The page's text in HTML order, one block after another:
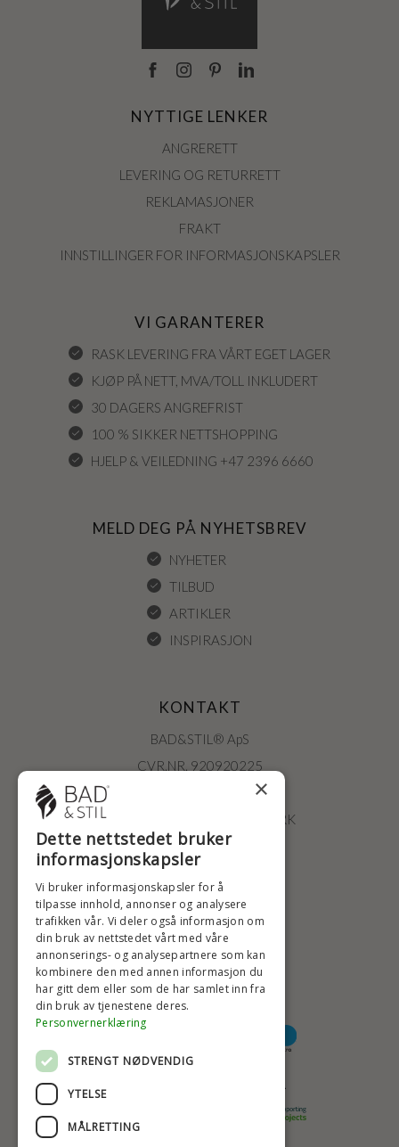
NYTTIGE LENKER
ANGRERETT
LEVERING OG RETURRETT
REKLAMASJONER
FRAKT
INNSTILLINGER FOR INFORMASJONSKAPSLER
VI GARANTERER
RASK LEVERING FRA VÅRT EGET LAGER
KJØP PÅ NETT, MVA/TOLL INKLUDERT
30 DAGERS ANGREFRIST
100 % SIKKER NETTSHOPPING
HJELP & VEILEDNING +47 2396 6660
MELD DEG PÅ NYHETSBREV
NYHETER
TILBUD
ARTIKLER
INSPIRASJON
KONTAKT
BAD&STIL® ApS
CVR.NR. 920920225
ØSTERBROGADE 202
2100 KØBENHAVN • DANMARK
+47 2396 6660
BADSTIL@BADSTIL.NO
HØYESTE KREDITTVURD
BETALINGSALTERNATIVER
TRYGG OG SIKKER NETTHANDEL
×
Dette nettstedet bruker
informasjonskapsler
Vi bruker informasjonskapsler for å
tilpasse innhold, annonser og analysere
trafikken vår. Vi deler også informasjon om
din bruk av nettstedet vårt med våre
annonserings- og analysepartnere som kan
kombinere den med annen informasjon du
har gitt dem eller som de har samlet inn fra
din bruk av tjenestene deres.
Personvernerklæring
STRENGT NØDVENDIG
YTELSE
MÅLRETTING